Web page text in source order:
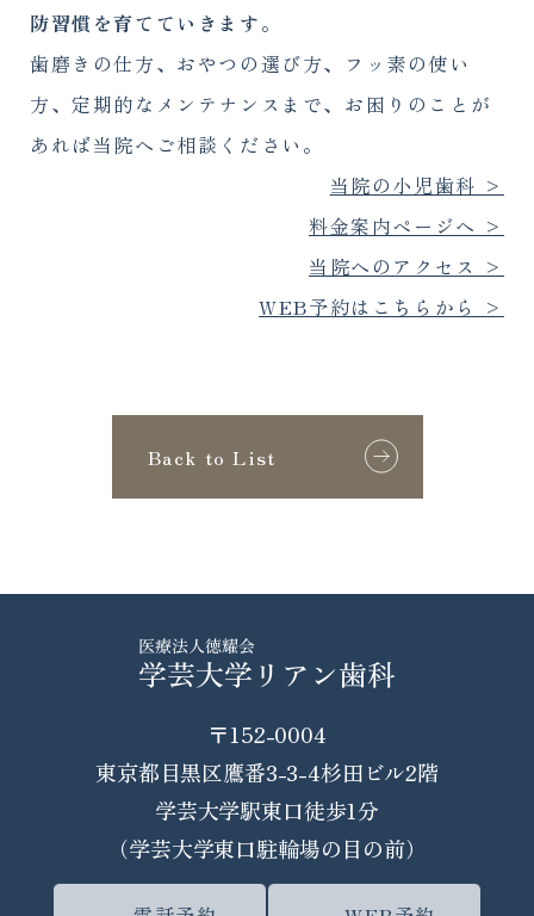
防習慣を育てていきます。
歯磨きの仕方、おやつの選び方、フッ素の使い
方、定期的なメンテナンスまで、お困りのことが
あれば当院へご相談ください。
当院の小児歯科 >
料金案内ページへ >
当院へのアクセス >
WEB予約はこちらから >
Back to List
〒152-0004
東京都目黒区鷹番3-3-4杉田ビル2階
学芸大学駅東口徒歩1分
（学芸大学東口駐輪場の目の前）